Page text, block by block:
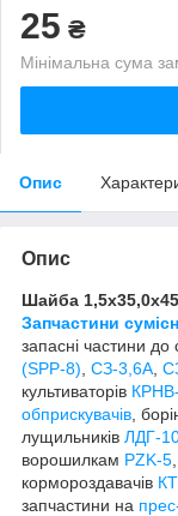
25 ₴
Мінімальна сума
Опис
Опис
Шайба
Запчастини
запасні частини до
(SPP-8) СЗ-3,6А
культиваторів
обприскувачів ,
лущильників ЛДГ-
ворошилкам PZK-5
кормороздавачів
запчастини на